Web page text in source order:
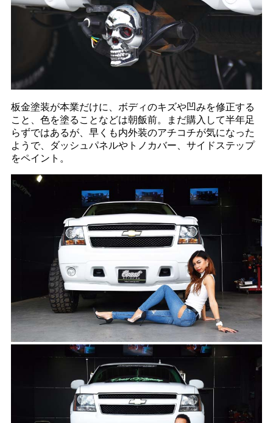
板金塗装が本業だけに、ボディのキズや凹みを修正する
こと、色を塗ることなどは朝飯前。まだ購入して半年足
らずではあるが、早くも内外装のアチコチが気になった
ようで、ダッシュパネルやトノカバー、サイドステップ
をペイント。